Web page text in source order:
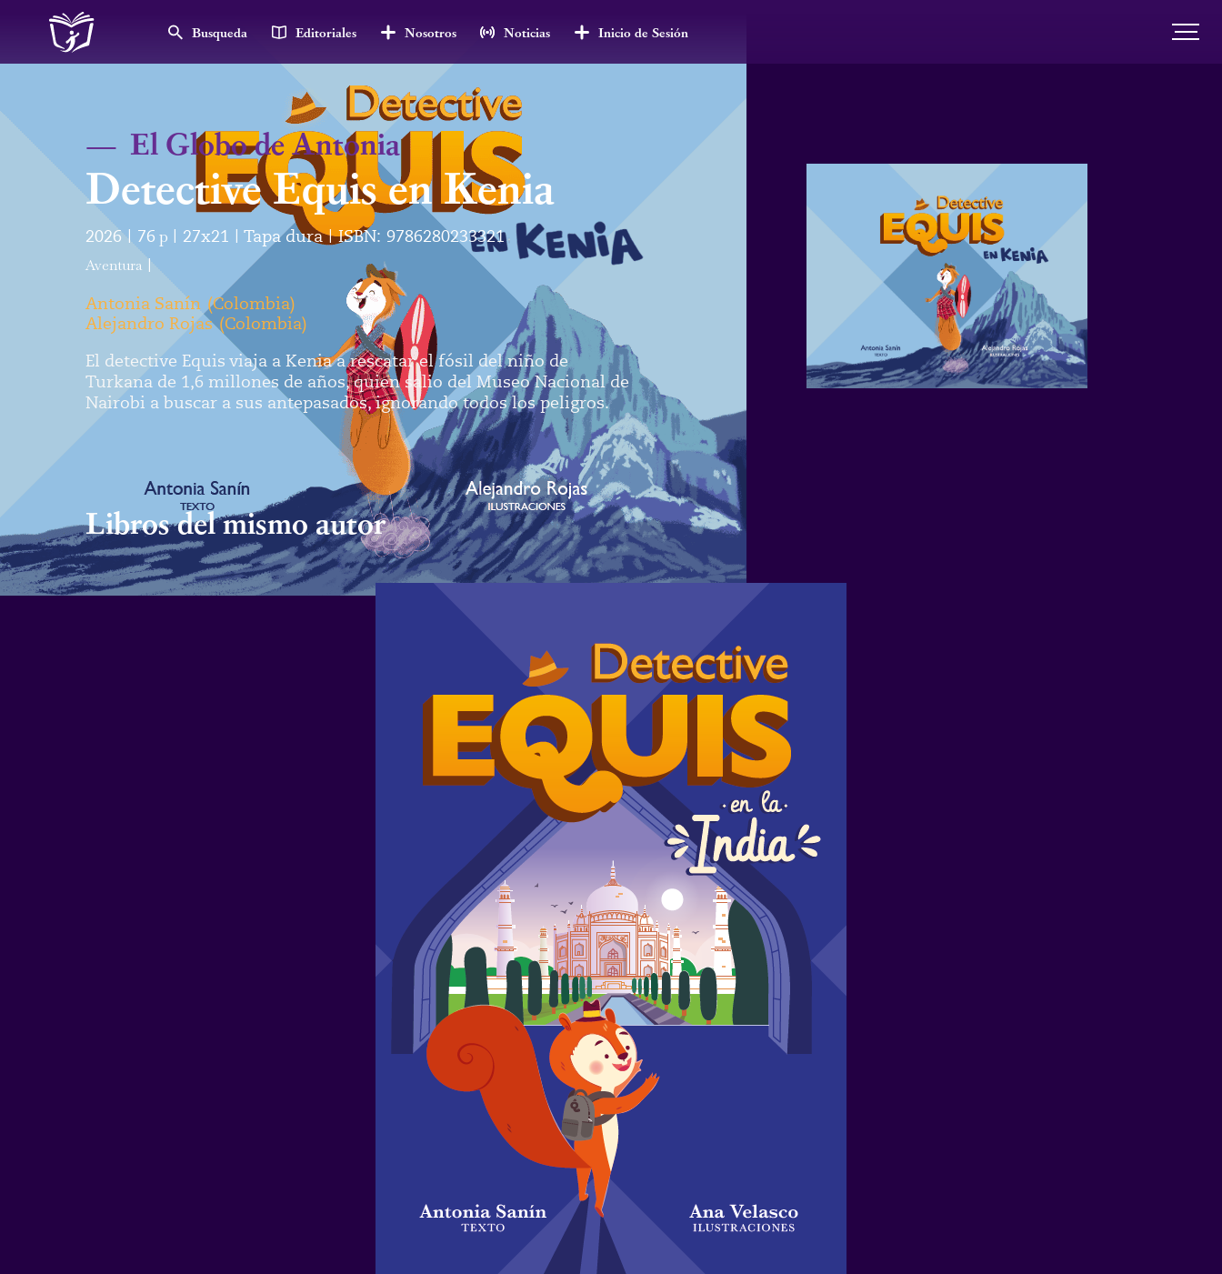
Busqueda Editoriales Nosotros Noticias Inicio de Sesión
— El Globo de Antonia
Detective Equis en Kenia
2026 76 p 27x21 Tapa dura | ISBN: 9786280233321
Aventura
Antonia Sanín (Colombia)
Alejandro Rojas (Colombia)
El detective Equis viaja a Kenia a rescatar el fósil del niño de
Turkana de 1,6 millones de años, quien salio del Museo Nacional de
Nairobi a buscar a sus antepasados, ignorando todos los peligros.
Libros del mismo autor